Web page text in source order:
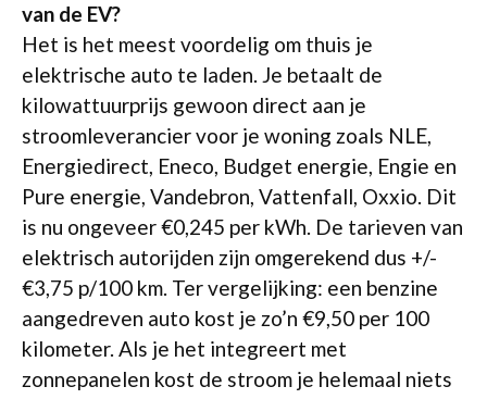
van de EV?
Het is het meest voordelig om thuis je
elektrische auto te laden. Je betaalt de
kilowattuurprijs gewoon direct aan je
stroomleverancier voor je woning zoals NLE,
Energiedirect, Eneco, Budget energie, Engie en
Pure energie, Vandebron, Vattenfall, Oxxio. Dit
is nu ongeveer €0,245 per kWh. De tarieven van
elektrisch autorijden zijn omgerekend dus +/-
€3,75 p/100 km. Ter vergelijking: een benzine
aangedreven auto kost je zo’n €9,50 per 100
kilometer. Als je het integreert met
zonnepanelen kost de stroom je helemaal niets